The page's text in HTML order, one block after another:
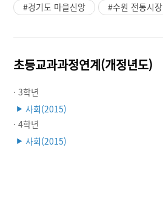
#경기도 마을신앙 #수원 전통시장
초등교과과정연계(개정년도)
· 3학년
▶ 사회(2015)
· 4학년
▶ 사회(2015)